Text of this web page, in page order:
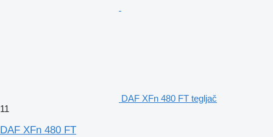
DAF XFn 480 FT tegljač
11
DAF XFn 480 FT